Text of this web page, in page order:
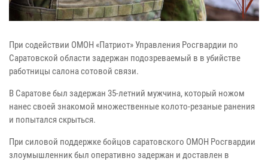
При содействии ОМОН «Патриот» Управления Росгвардии по
Саратовской области задержан подозреваемый в в убийстве
работницы салона сотовой связи.
В Саратове был задержан 35-летний мужчина, который ножом
нанес своей знакомой множественные колото-резаные ранения
и попытался скрыться.
При силовой поддержке бойцов саратовского ОМОН Росгвардии
злоумышленник был оперативно задержан и доставлен в